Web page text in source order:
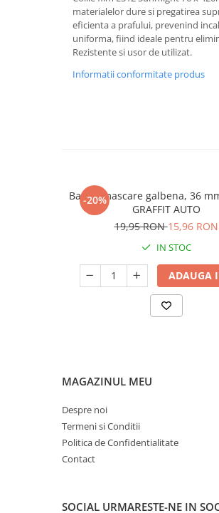
materialelor dure si pregatirea
eficienta a prafului, prevenind
uniforma, fiind ideale pentru
Rezistente si usor de utilizat.
Informatii conformitate produs
-20%
Banda mascare galbena, 36
GRAFFIT AUTO
19,95 RON15,96 RON
IN STOC
ADAUGA
MAGAZINUL MEU
Despre noi
Termeni si Conditii
Politica de Confidentialitate
Contact
SOCIAL URMARESTE-NE IN